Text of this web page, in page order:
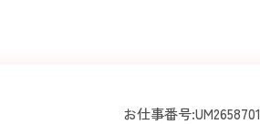
お仕事番号:UM2658701